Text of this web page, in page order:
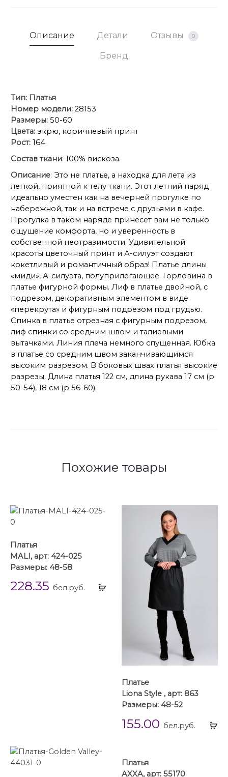
Описание Детали Отзывы 0
Бренд
Тип: Платья
Номер модели: 28153
Размеры: 50-60
Цвета: экрю, коричневый принт
Рост: 164
Состав ткани: 100% вискоза.
Описание: Это не платье, а находка для лета из
легкой, приятной к телу ткани. Этот летний наряд
идеально уместен как на вечерней прогулке по
набережной, так и на встрече с друзьями в кафе.
Прогулка в таком наряде принесет вам не только
ощущение комфорта, но и уверенность в
собственной неотразимости. Удивительной
красоты цветочный принт и А-силуэт создают
кокетливый и романтичный образ! Платье длины
«миди», А-силуэта, полуприлегающее. Горловина в
платье фигурной формы. Лиф в платье двойной, с
подрезом, декоративным элементом в виде
«перекрута» и фигурным подрезом под грудью.
Спинка в платье отрезная с фигурным подрезом,
лиф спинки со средним швом и талиевыми
вытачками. Линия плеча немного спущенная. Юбка
в платье со средним швом заканчивающимся
высоким разрезом. В боковых швах платья высокие
разрезы. Длина платья 122 см, длина рукава 17 см (р
50-54), 18 см (р 56-60).
Похожие товары
Выбрать
Платья
MALI, арт: 424-025
Размеры: 48-58
228.35 бел.руб.
Платье
Liona Style , арт: 863
Размеры: 48-52
155.00 бел.руб.
Платья
AXXA, арт: 55170